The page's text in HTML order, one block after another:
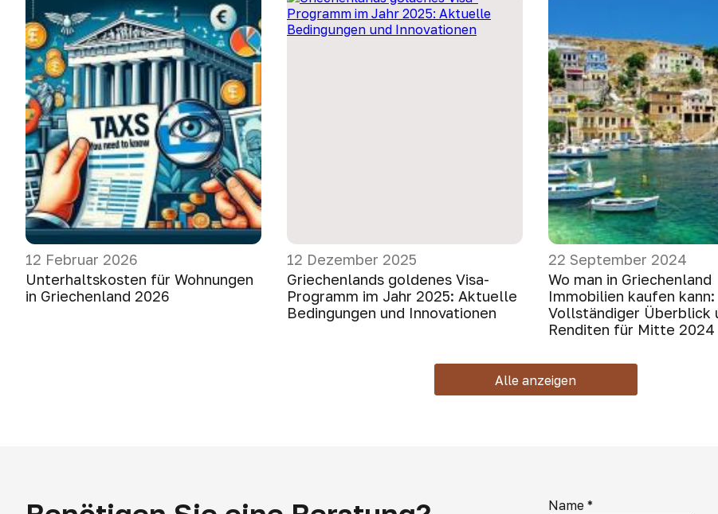
12 Februar 2026
Unterhaltskosten für Wohnungen
in Griechenland 2026
12 Dezember 2025
Griechenlands goldenes Visa-
Programm im Jahr 2025: Aktuelle
Bedingungen und Innovationen
22 September 2024
Wo man in Griechenland
Immobilien kaufen kann:
Vollständiger Überblick
Renditen für Mitte 2024
Alle anzeigen
Name *